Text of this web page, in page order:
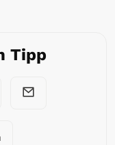
Tipp